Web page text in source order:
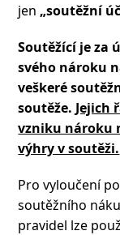
jen „soutěžní
Soutěžící je za
svého nároku
veškeré
soutěže. Jejich
vzniku nároku
výhry v soutěži.
Pro vyloučení
soutěžního
pravidel lze